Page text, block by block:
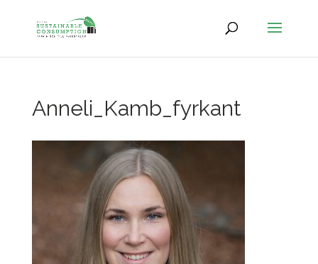
Anneli_Kamb_fyrkant